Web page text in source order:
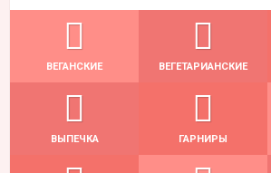
ВЕГАНСКИЕ ВЕГЕТАРИАНСКИЕ
ВЫПЕЧКА ГАРНИРЫ